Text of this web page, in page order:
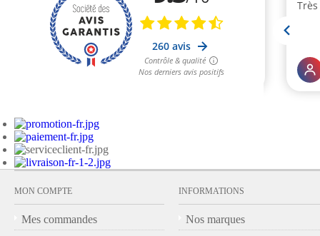
MON COMPTE
Mes commandes
INFORMATIONS
Nos marques